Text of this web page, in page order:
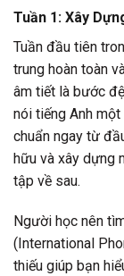
Tuần 1: Xây
Tuần đầu tiên
trung hoàn toàn
âm tiết là bước
nói tiếng Anh
chuẩn ngay từ
hữu và xây dựng
tập về sau.
Người học nên
(International
thiếu giúp bạn